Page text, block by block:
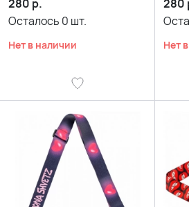
280 р.
Осталось 0 шт.
Нет в наличии
280
Нет